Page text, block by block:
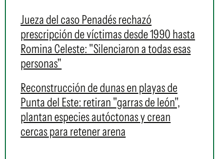
Jueza del caso Penadés rechazó
prescripción de víctimas desde 1990 hasta
Romina Celeste: "Silenciaron a todas esas
personas"
Reconstrucción de dunas en playas de
Punta del Este: retiran "garras de león",
plantan especies autóctonas y crean
cercas para retener arena